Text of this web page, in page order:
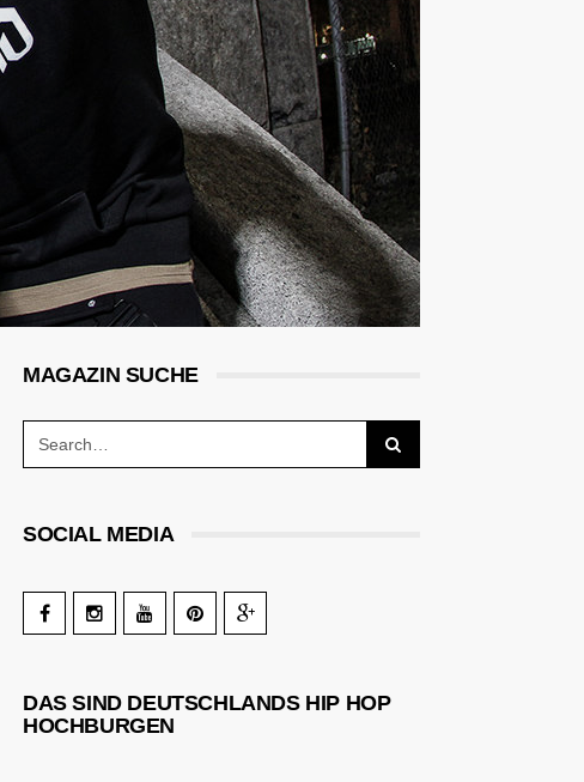
MAGAZIN SUCHE
SOCIAL MEDIA
DAS SIND DEUTSCHLANDS HIP HOP
HOCHBURGEN